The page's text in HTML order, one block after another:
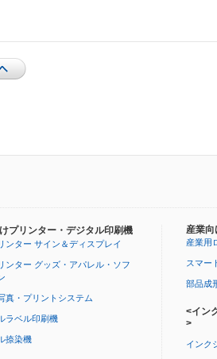
プリンター・デジタル印刷機
ンター サイン＆ディスプレイ
ンター グッズ・アパレル・ソフ
真・プリントシステム
ラベル印刷機
捺染機
産業
産業用
スマー
部品成
<イン
>
インク